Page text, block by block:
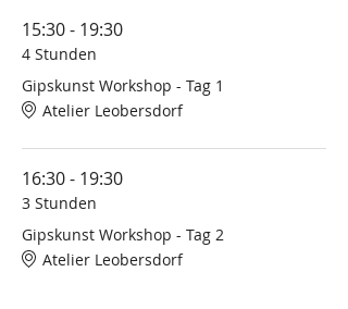
15:30 - 19:30
4 Stunden
Gipskunst Workshop - Tag 1
Atelier Leobersdorf
16:30 - 19:30
3 Stunden
Gipskunst Workshop - Tag 2
Atelier Leobersdorf